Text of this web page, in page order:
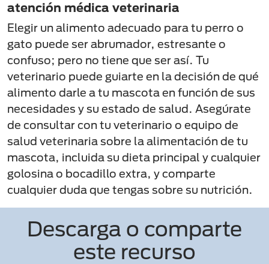
atención médica veterinaria
Elegir un alimento adecuado para tu perro o
gato puede ser abrumador, estresante o
confuso; pero no tiene que ser así. Tu
veterinario puede guiarte en la decisión de qué
alimento darle a tu mascota en función de sus
necesidades y su estado de salud. Asegúrate
de consultar con tu veterinario o equipo de
salud veterinaria sobre la alimentación de tu
mascota, incluida su dieta principal y cualquier
golosina o bocadillo extra, y comparte
cualquier duda que tengas sobre su nutrición.
Descarga o comparte
este recurso